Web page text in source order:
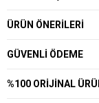
ÜRÜN ÖNERILERI
GÜVENLI ÖDEME
%100 ORIJINAL